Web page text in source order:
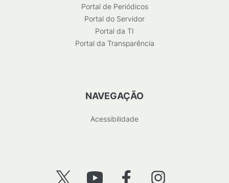
Portal de Periódicos
Portal do Servidor
Portal da TI
Portal da Transparência
NAVEGAÇÃO
Acessibilidade